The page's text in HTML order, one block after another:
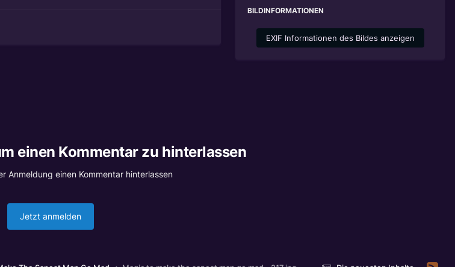
BILDINFORMATIONEN
EXIF Informationen des Bildes anzeigen
einen Kommentar zu hinterlassen
Anmeldung einen Kommentar hinterlassen
Jetzt anmelden